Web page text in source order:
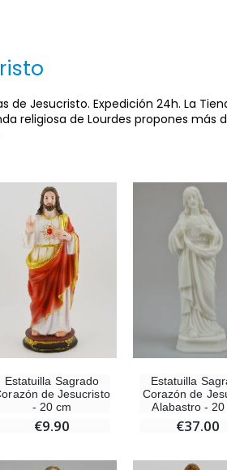
de Jesucristo. Expedición 24h. La
religiosa de Lourdes propones
Estatuilla Sagrado
de Jesucristo
- 20 cm
€9.90
Estatuilla
Corazón de
Alabastro - 20
€37.00